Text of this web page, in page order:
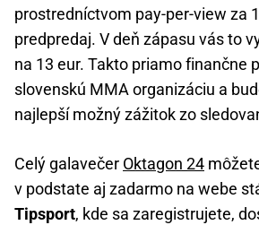
prostredníctvom pay-per-view za
predpredaj. V deň zápasu vás to
na 13 eur. Takto priamo finančne
slovenskú MMA organizáciu a
najlepší možný zážitok zo
Celý galavečer Oktagon 24
v podstate aj zadarmo na webe
Tipsport, kde sa zaregistrujete,